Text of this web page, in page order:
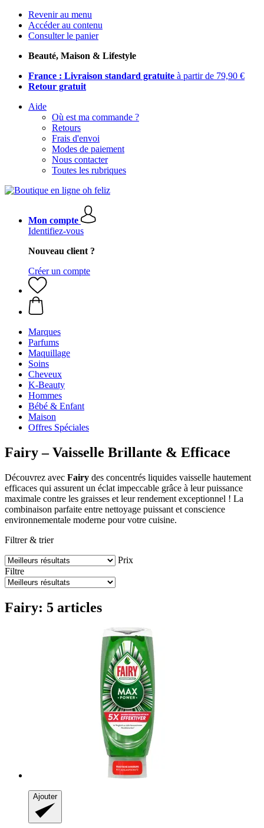
Revenir au menu
Accéder au contenu
Consulter le panier
Beauté, Maison & Lifestyle
France : Livraison standard gratuite à partir de 79,90 €
Retour gratuit
Aide
Où est ma commande ?
Retours
Frais d'envoi
Modes de paiement
Nous contacter
Toutes les rubriques
Mon compte
Identifiez-vous
Nouveau client ?
Créer un compte
Marques
Parfums
Maquillage
Soins
Cheveux
K-Beauty
Hommes
Bébé & Enfant
Maison
Offres Spéciales
Fairy – Vaisselle Brillante & Efficace
Découvrez avec Fairy des concentrés liquides vaisselle hautement
efficaces qui assurent un éclat impeccable grâce à leur puissance
maximale contre les graisses et leur rendement exceptionnel ! La
combinaison parfaite entre nettoyage puissant et conscience
environnementale moderne pour votre cuisine.
Filtrer & trier
Prix
Filtre
Fairy: 5 articles
Ajouter